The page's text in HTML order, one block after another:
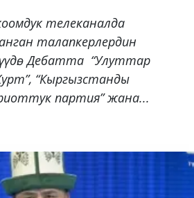
телеканалда
талапкерлердин
Дебатта “Улуттар
“Кыргызстанды
партия” жана...